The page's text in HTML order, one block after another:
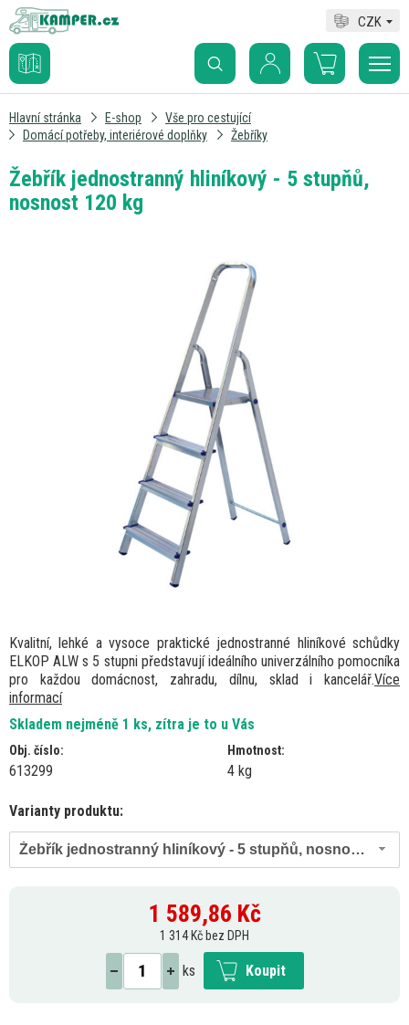
CZK
Hlavní stránka E-shop
Vše pro cestující
Domácí potřeby, interiérové doplňky
Žebříky
Žebřík jednostranný hliníkový - 5 stupňů,
nosnost 120 kg
Kvalitní, lehké a vysoce praktické jednostranné hliníkové schůdky
ELKOP ALW s 5 stupni představují ideálního univerzálního pomocníka
pro každou domácnost, zahradu, dílnu, sklad i kancelář.Více
informací
Skladem nejméně 1 ks, zítra je to u Vás
Obj. číslo:
613299
Hmotnost:
4 kg
Varianty produktu:
Žebřík jednostranný hliníkový - 5 stupňů, nosnost 120 kg
1 589,86 Kč
1 314 Kč bez DPH
ks Koupit